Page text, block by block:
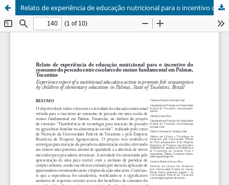
Relato de experiência de educação nutricional para o incentivo do consumo do pescado entre escolares do ensino fundamental em Palmas, Tocantins